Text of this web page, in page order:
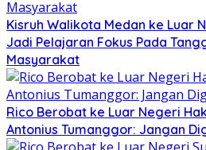
Kisruh Walikota Medan ke Luar
Jadi Pelajaran Fokus Pada
Masyarakat
Rico Berobat ke Luar Negeri
Antonius Tumanggor: Jangan